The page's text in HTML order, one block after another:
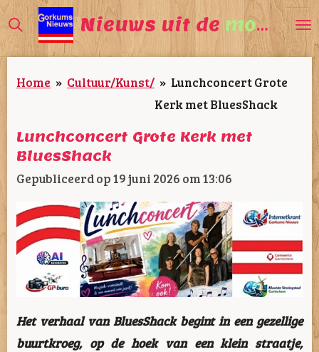
Ga
direct
naar
de
Nieuws uit de mooiste
Home » Cultuur/Kunst/ » Lunchconcert Grote
Kerk met BluesShack
Lunchconcert Grote Kerk met
BluesShack
Gepubliceerd op 19 juni 2026 om 13:06
Het verhaal van BluesShack begint in een gezellige
buurtkroeg, op de hoek van een klein straatje,